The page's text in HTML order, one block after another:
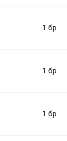
1 бр.
1 бр.
1 бр.